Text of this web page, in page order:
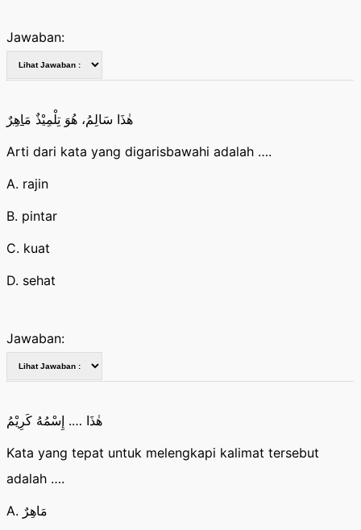
Jawaban:
هٰذَا سَالِمُ، هُوَ تِلْمِيْذٌ مَاهِرٌ
Arti dari kata yang digarisbawahi adalah ….
A. rajin
B. pintar
C. kuat
D. sehat
Jawaban:
هٰذَا …. إِسْمُهُ كَرِيْمُ
Kata yang tepat untuk melengkapi kalimat tersebut
adalah ….
A. مَاهِرٌ